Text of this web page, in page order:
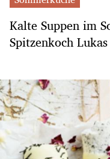
Kalte Suppen im
Spitzenkoch